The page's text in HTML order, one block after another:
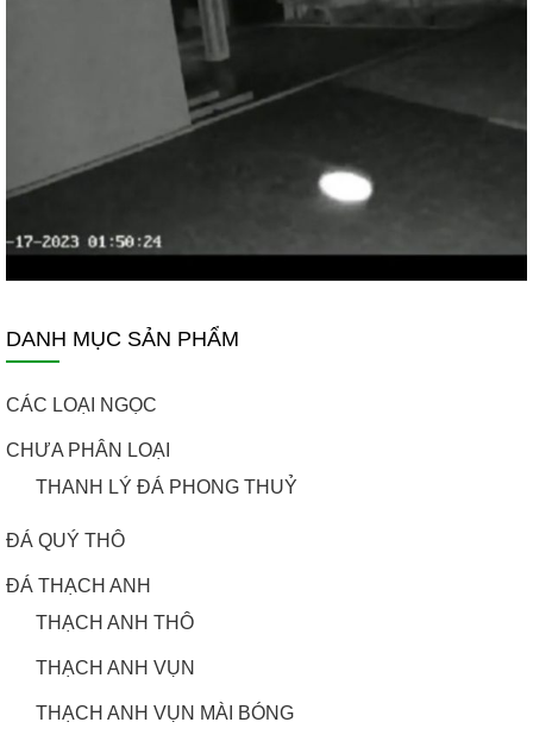
DANH MỤC SẢN PHẨM
CÁC LOẠI NGỌC
CHƯA PHÂN LOẠI
THANH LÝ ĐÁ PHONG THUỶ
ĐÁ QUÝ THÔ
ĐÁ THẠCH ANH
THẠCH ANH THÔ
THẠCH ANH VỤN
THẠCH ANH VỤN MÀI BÓNG